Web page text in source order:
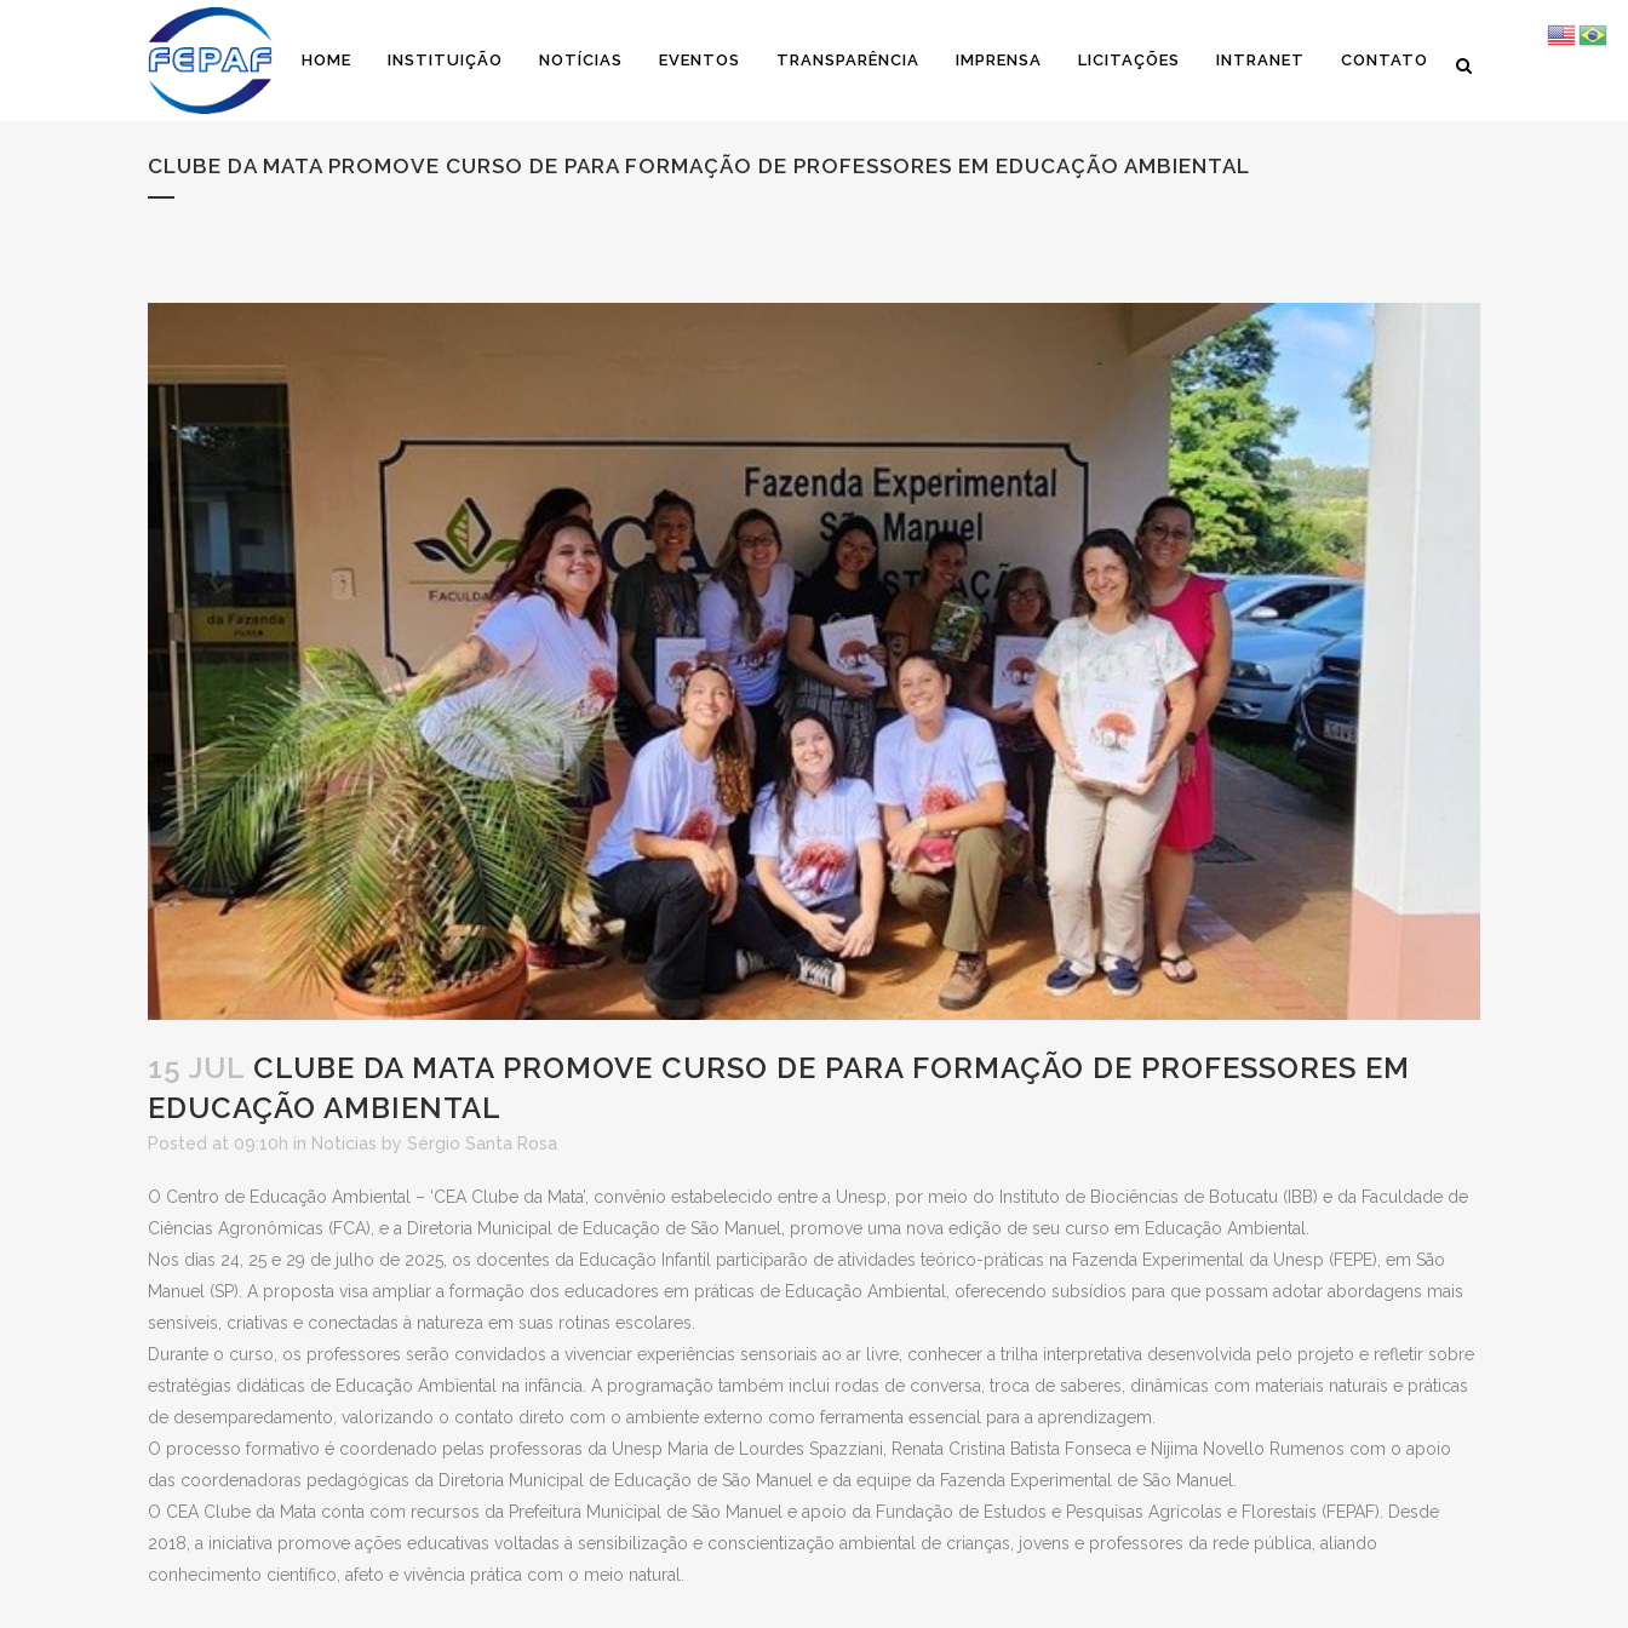
HOME INSTITUIÇÃO NOTÍCIAS EVENTOS TRANSPARÊNCIA IMPRENSA LICITAÇÕES INTRANET CONTATO
CLUBE DA MATA PROMOVE CURSO DE PARA FORMAÇÃO DE PROFESSORES EM EDUCAÇÃO AMBIENTAL
15 JUL CLUBE DA MATA PROMOVE CURSO DE PARA FORMAÇÃO DE PROFESSORES EM
EDUCAÇÃO AMBIENTAL
Posted at 09:10h in Noticias by Sérgio Santa Rosa
O Centro de Educação Ambiental – ‘CEA Clube da Mata’, convênio estabelecido entre a Unesp, por meio do Instituto de Biociências de Botucatu (IBB) e da Faculdade de
Ciências Agronômicas (FCA), e a Diretoria Municipal de Educação de São Manuel, promove uma nova edição de seu curso em Educação Ambiental.
Nos dias 24, 25 e 29 de julho de 2025, os docentes da Educação Infantil participarão de atividades teórico-práticas na Fazenda Experimental da Unesp (FEPE), em São
Manuel (SP). A proposta visa ampliar a formação dos educadores em práticas de Educação Ambiental, oferecendo subsídios para que possam adotar abordagens mais
sensíveis, criativas e conectadas à natureza em suas rotinas escolares.
Durante o curso, os professores serão convidados a vivenciar experiências sensoriais ao ar livre, conhecer a trilha interpretativa desenvolvida pelo projeto e refletir sobre
estratégias didáticas de Educação Ambiental na infância. A programação também inclui rodas de conversa, troca de saberes, dinâmicas com materiais naturais e práticas
de desemparedamento, valorizando o contato direto com o ambiente externo como ferramenta essencial para a aprendizagem.
O processo formativo é coordenado pelas professoras da Unesp Maria de Lourdes Spazziani, Renata Cristina Batista Fonseca e Nijima Novello Rumenos com o apoio
das coordenadoras pedagógicas da Diretoria Municipal de Educação de São Manuel e da equipe da Fazenda Experimental de São Manuel.
O CEA Clube da Mata conta com recursos da Prefeitura Municipal de São Manuel e apoio da Fundação de Estudos e Pesquisas Agrícolas e Florestais (FEPAF). Desde
2018, a iniciativa promove ações educativas voltadas à sensibilização e conscientização ambiental de crianças, jovens e professores da rede pública, aliando
conhecimento científico, afeto e vivência prática com o meio natural.